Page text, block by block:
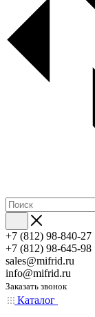
+7 (812) 98-840-27
+7 (812) 98-645-98
sales@mifrid.ru
info@mifrid.ru
Заказать звонок
Каталог